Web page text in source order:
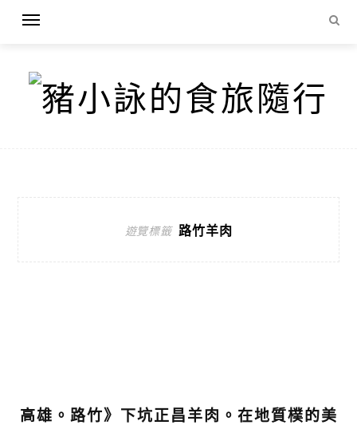
遊覽標籤 路竹羊肉
高雄。路竹》下坑正昌羊肉。在地質樸的美